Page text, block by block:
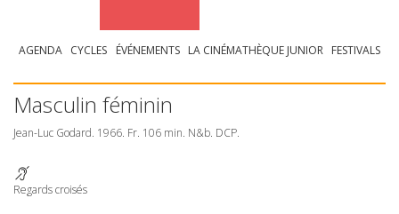
AGENDA CYCLES ÉVÉNEMENTS LA CINÉMATHÈQUE JUNIOR FESTIVALS
Masculin féminin
Jean-Luc Godard. 1966. Fr. 106 min. N&b. DCP.
Regards croisés